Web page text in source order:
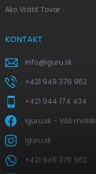
Ako Vrátiť Tovar
KONTAKT
info@iguru.sk
+421 949 376 962
+421 944 174 434
iguru.sk - Váš
iguru.sk
+421 949 376 962